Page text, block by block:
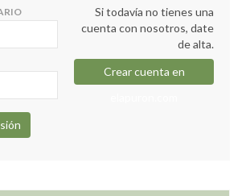
Si todavía no tienes una
cuenta con nosotros, date
de alta.
Crear cuenta en